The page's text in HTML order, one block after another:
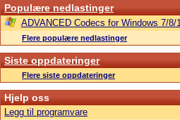
Populære nedlastinger
ADVANCED Codecs for Windows 7/8/
Flere populære nedlastinger
Siste oppdateringer
Flere siste oppdateringer
Hjelp oss
Legg til programvare